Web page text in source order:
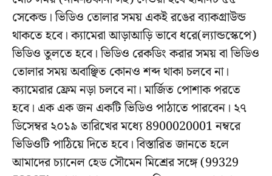
সেকেন্ড। ভিডিও তোলার সময় একই রঙের ব্যাকগ্রাউন্ড
থাকতে হবে। ক্যামেরা আড়াআড়ি ভাবে ধরে(ল্যান্ডস্কেপে)
ভিডিও তুলতে হবে। ভিডিও রেকডিং করার সময় বা ভিডিও
তোলার সময় অবাঞ্ছিত কোনও শব্দ থাকা চলবে না।
ক্যামেরার ফ্রেম নড়া চলবে না। মার্জিত পোশাক পরতে
হবে। এক এক জন একটি ভিডিও পাঠাতে পারবেন। ২৭
ডিসেম্বর ২০১৯ তারিখের মধ্যে 8900020001 নম্বরে
ভিডিওটি পাঠিয়ে দিতে হবে। বিস্তারিত জানতে হলে
আমাদের চ্যানেল হেড সৌমেন মিশ্রের সঙ্গে (99329